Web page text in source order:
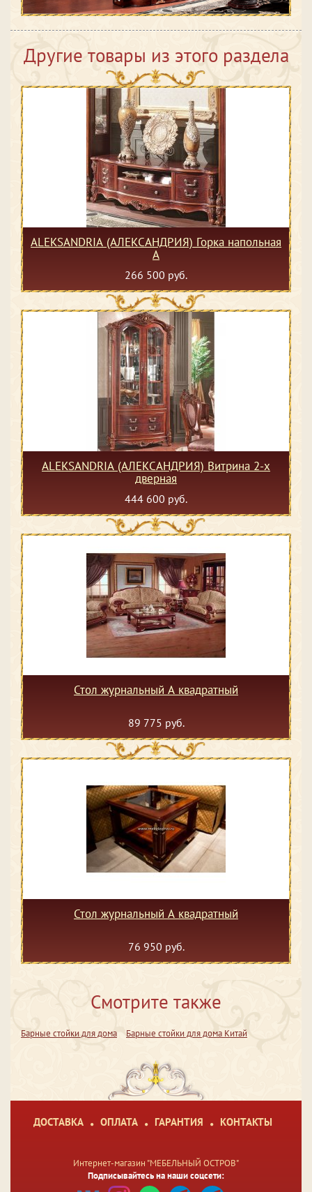
Другие товары из этого раздела
ALEKSANDRIA (АЛЕКСАНДРИЯ) Горка напольная
А
266 500 руб.
ALEKSANDRIA (АЛЕКСАНДРИЯ) Витрина 2-х
дверная
444 600 руб.
Стол журнальный А квадратный
89 775 руб.
Стол журнальный А квадратный
76 950 руб.
Смотрите также
Барные стойки для дома Барные стойки для дома Китай
ДОСТАВКА ОПЛАТА ГАРАНТИЯ КОНТАКТЫ
Интернет-магазин "МЕБЕЛЬНЫЙ ОСТРОВ"
Подписывайтесь на наши соцсети: